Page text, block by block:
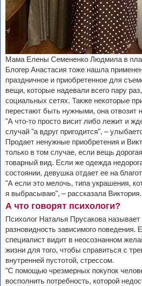
Мама Елены Семененко Людмила в
Блогер Анастасия тоже нашла
праздничное и приобретенное для
вещи, которые надевали всего пару
социальных сетях. Также некоторые
перестают быть нужными, она отвозит
"А что-то просто висит либо лежит и
случай "а вдруг пригодится", –
Продает ненужные приобретения и
только в том случае, если вещь
товарный вид. Если же одежда
состоянии, девушка отдает ее на
"А если это мелочь, типа украшения,
я выбрасываю", – рассказала Виктория.
А что говорят психологи?
Психолог Наталья Прусакова
разновидность зависимого поведения.
специалист видит в неосознанном
жизни для того, чтобы справиться с
внутренней пустотой, стрессом.
"С помощью чрезмерных покупок
восполнить потребность, которой